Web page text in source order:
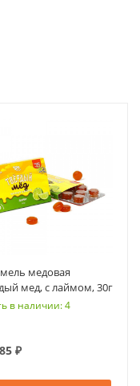
медовая
мед, с лаймом, 30г
в наличии: 4
₽